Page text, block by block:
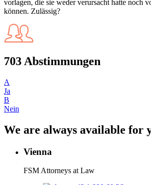
vorlagen, die sie weder verursacht hatte noch
können. Zulässig?
703 Abstimmungen
A
Ja
B
Nein
We are always available for
Vienna
FSM Attorneys at Law